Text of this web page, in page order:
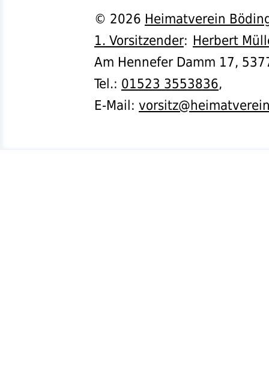
© 2026 Heimatverein
1. Vorsitzender: Herbert
Am Hennefer Damm 17,
Tel.: 01523 3553836,
E-Mail: